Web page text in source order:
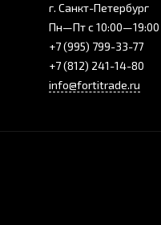
г. Санкт-Петербург
Пн—Пт с 10:00—19:00
+7 (995) 799-33-77
+7 (812) 241-14-80
info@fortitrade.ru